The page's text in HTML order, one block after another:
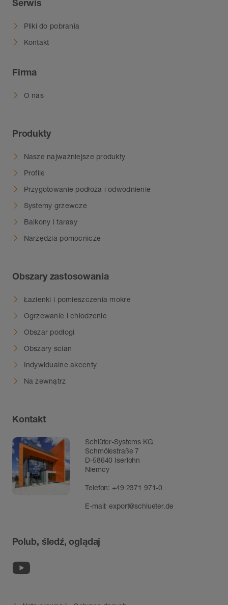
Serwis
Pliki do pobrania
Kontakt
Firma
O nas
Produkty
Nasze najważniejsze produkty
Profile
Przygotowanie podłoża i odwodnienie
Systemy grzewcze
Balkony i tarasy
Narzędzia pomocnicze
Obszary zastosowania
Łazienki i pomieszczenia mokre
Ogrzewanie i chłodzenie
Obszar podłogi
Obszary ścian
Indywidualne akcenty
Na zewnątrz
Kontakt
Schlüter-Systems KG
Schmölestraße 7
D-58640 Iserlohn
Niemcy
Telefon:+49 2371 971-0
E-mail:export@schlueter.de
Polub, śledź, oglądaj